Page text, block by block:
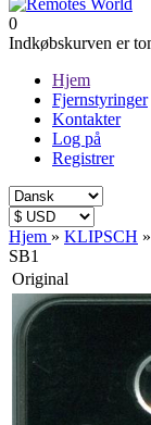
0
Indkøbskurven er
Hjem
Fjernstyringer
Kontakter
Log på
Registrer
Hjem » KLIPSCH »
SB1
Original